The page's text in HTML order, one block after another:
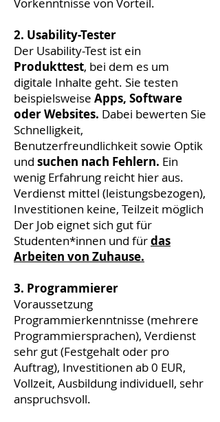
2. Usability-Tester
Der Usability-Test ist ein
Produkttest, bei dem es um
digitale Inhalte geht. Sie testen
beispielsweise Apps, Software
oder Websites. Dabei bewerten Sie
Schnelligkeit,
Benutzerfreundlichkeit sowie Optik
und suchen nach Fehlern. Ein
wenig Erfahrung reicht hier aus.
Verdienst mittel (leistungsbezogen),
Investitionen keine, Teilzeit möglich
Der Job eignet sich gut für
Studenten*innen und fürdas
Arbeiten von Zuhause.
3. Programmierer
Voraussetzung
Programmierkenntnisse (mehrere
Programmiersprachen), Verdienst
sehr gut (Festgehalt oder pro
Auftrag), Investitionen ab 0 EUR,
Vollzeit, Ausbildung individuell, sehr
anspruchsvoll.